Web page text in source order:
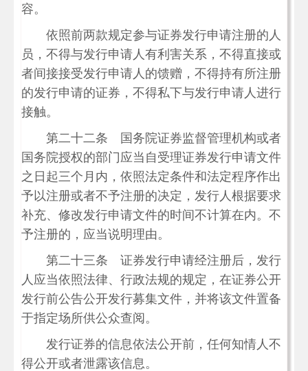
容。
依照前两款规定参与证券发行申请注册的人
员，不得与发行申请人有利害关系，不得直接或
者间接接受发行申请人的馈赠，不得持有所注册
的发行申请的证券，不得私下与发行申请人进行
接触。
第二十二条 国务院证券监督管理机构或者
国务院授权的部门应当自受理证券发行申请文件
之日起三个月内，依照法定条件和法定程序作出
予以注册或者不予注册的决定，发行人根据要求
补充、修改发行申请文件的时间不计算在内。不
予注册的，应当说明理由。
第二十三条 证券发行申请经注册后，发行
人应当依照法律、行政法规的规定，在证券公开
发行前公告公开发行募集文件，并将该文件置备
于指定场所供公众查阅。
发行证券的信息依法公开前，任何知情人不
得公开或者泄露该信息。